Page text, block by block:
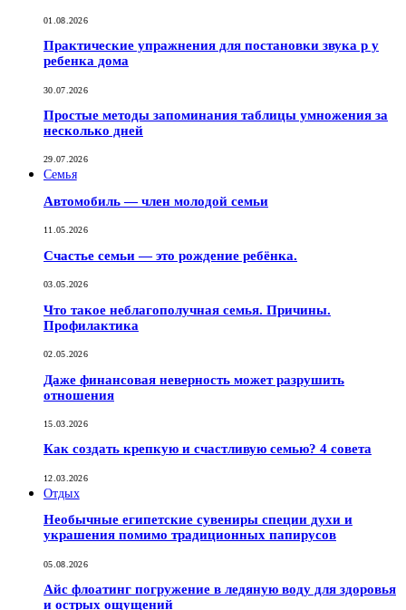
01.08.2026
Практические упражнения для постановки звука р у
ребенка дома
30.07.2026
Простые методы запоминания таблицы умножения за
несколько дней
29.07.2026
Семья
Автомобиль — член молодой семьи
11.05.2026
Счастье семьи — это рождение ребёнка.
03.05.2026
Что такое неблагополучная семья. Причины.
Профилактика
02.05.2026
Даже финансовая неверность может разрушить
отношения
15.03.2026
Как создать крепкую и счастливую семью? 4 совета
12.03.2026
Отдых
Необычные египетские сувениры специи духи и
украшения помимо традиционных папирусов
05.08.2026
Айс флоатинг погружение в ледяную воду для здоровья
и острых ощущений